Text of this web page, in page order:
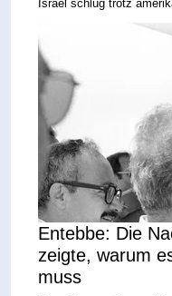
Israel schlug trotz
Entebbe: Die
zeigte, warum
muss